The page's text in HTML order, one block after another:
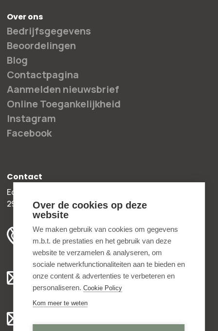
Over ons
Bedrijfsgegevens
Beoordelingen
Blog
Contactpagina
Aanmelden nieuwsbrief
Online Toegankelijkheid
Instagram
Facebook
Contact
Edisonweg 30b
2952 AD Alblasserdam
+31 78 204 90 50
ma t/m vr 8.00 - 16.30 uur
Algemeen:
info@bedankjes.nl
klantenservice@bedankjes.nl
Over de cookies op deze
website
We maken gebruik van cookies om gegevens
m.b.t. de prestaties en het gebruik van deze
website te verzamelen & analyseren, om
sociale netwerkfunctionaliteiten aan te bieden en
onze content & advertenties te verbeteren en
personaliseren.Cookie Policy
Kom meer te weten